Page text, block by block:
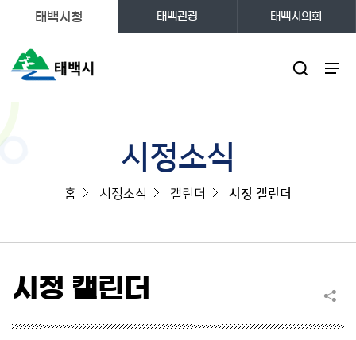
태백시청 태백관광 태백시의회
시정소식
홈 시정소식 캘린더 시정 캘린더
시정 캘린더